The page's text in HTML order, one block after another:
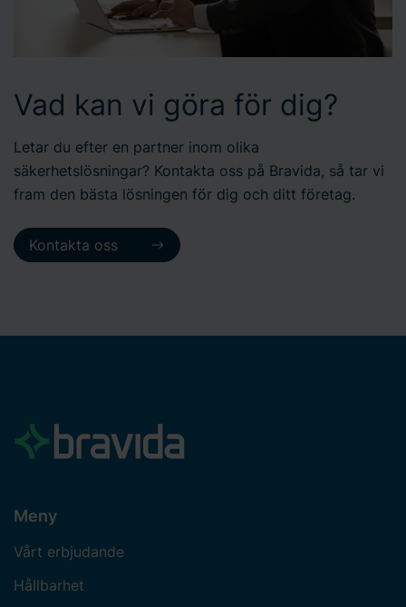
Vad kan vi göra för dig?
Letar du efter en partner inom olika
säkerhetslösningar? Kontakta oss på Bravida, så tar vi
fram den bästa lösningen för dig och ditt företag.
Kontakta oss
Meny
Vårt erbjudande
Hållbarhet